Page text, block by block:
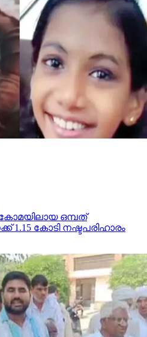
ഒമ്പത്
1.15 കോടി നഷ്ടപരിഹാരം